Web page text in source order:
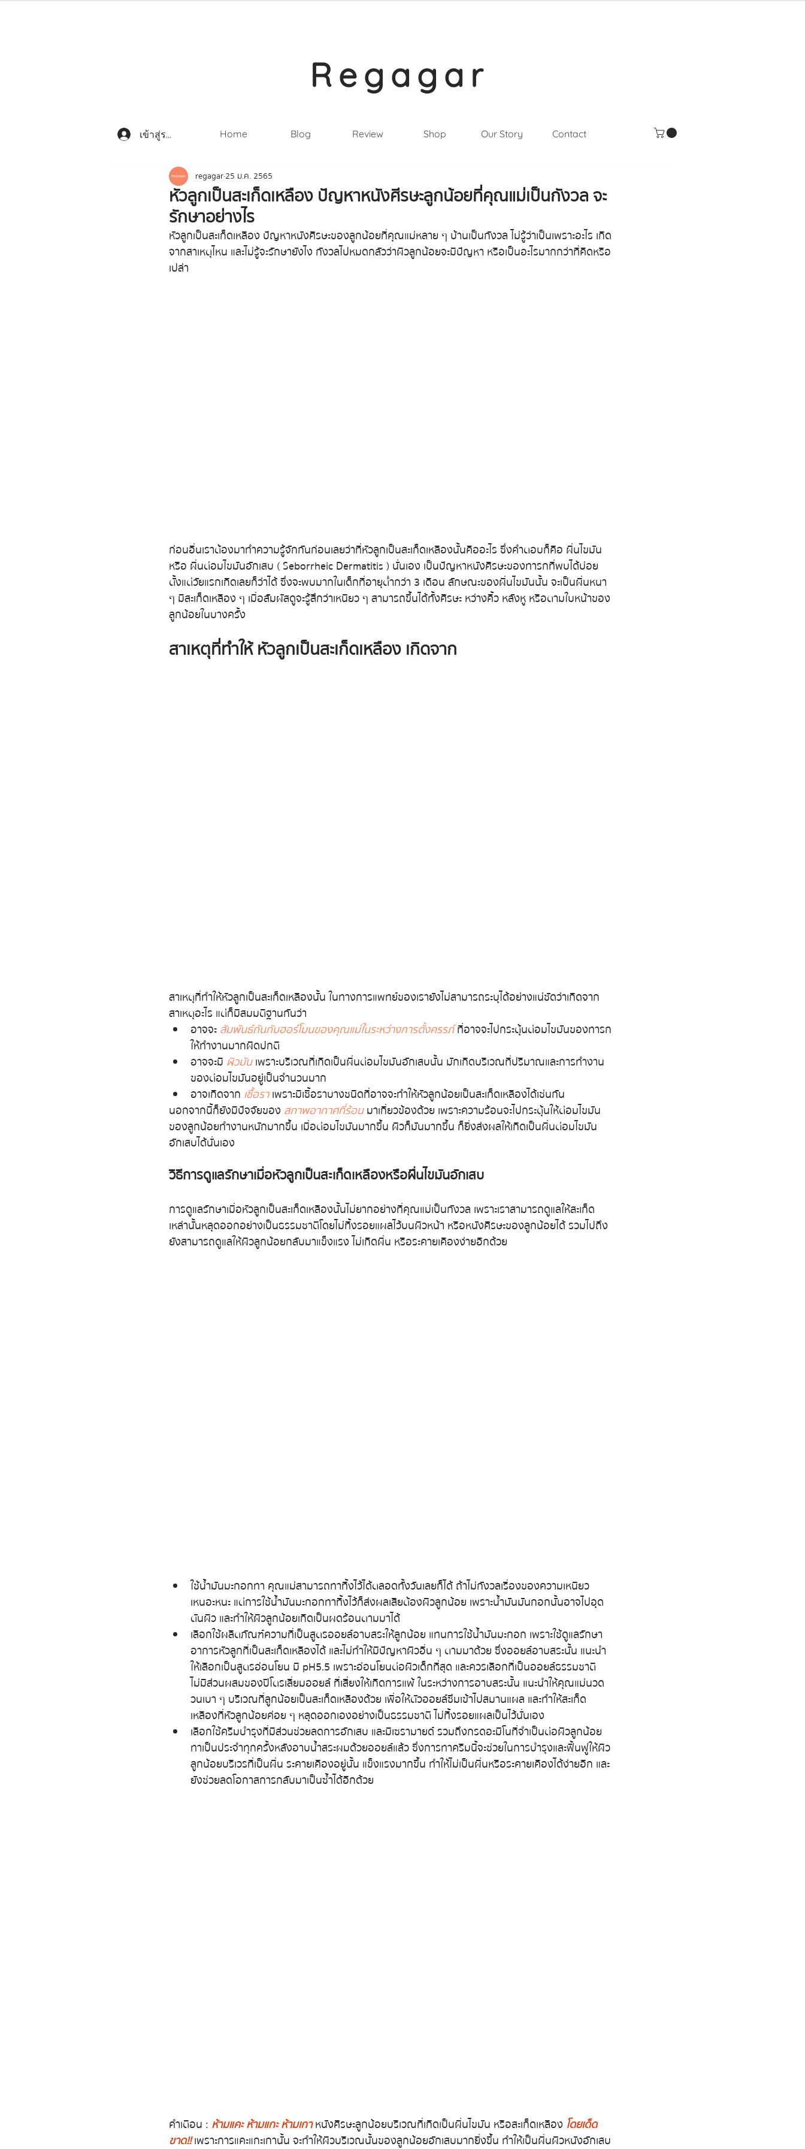
Regagar
เข้าสู่ระบบ Home Blog Review Shop Our Story Contact
หัวลูกเป็นสะเก็ดเหลือง ปัญหาหนังศีรษะลูกน้อยที่คุณแม่เป็นกังวล จะ
รักษาอย่างไร
regagar25 ม.ค. 2565
หัวลูกเป็นสะเก็ดเหลือง ปัญหาหนังศีรษะของลูกน้อยที่คุณแม่หลาย ๆ บ้านเป็นกังวล ไม่รู้ว่าเป็นเพราะอะไร เกิด
จากสาเหตุไหน และไม่รู้จะรักษายังไง กังวลไปหมดกลัวว่าผิวลูกน้อยจะมีปัญหา หรือเป็นอะไรมากกว่าที่คิดหรือ
เปล่า
ก่อนอื่นเราต้องมาทำความรู้จักกันก่อนเลยว่าที่หัวลูกเป็นสะเก็ดเหลืองนั้นคืออะไร ซึ่งคำตอบก็คือ ผื่นไขมัน
หรือ ผื่นต่อมไขมันอักเสบ ( Seborrheic Dermatitis ) นั่นเอง เป็นปัญหาหนังศีรษะของทารกที่พบได้บ่อย
ตั้งแต่วัยแรกเกิดเลยก็ว่าได้ ซึ่งจะพบมากในเด็กที่อายุต่ำกว่า 3 เดือน ลักษณะของผื่นไขมันนั้น จะเป็นผื่นหนา
ๆ มีสะเก็ดเหลือง ๆ เมื่อสัมผัสดูจะรู้สึกว่าเหนียว ๆ สามารถขึ้นได้ทั้งศีรษะ หว่างคิ้ว หลังหู หรือตามใบหน้าของ
ลูกน้อยในบางครั้ง
สาเหตุที่ทำให้ หัวลูกเป็นสะเก็ดเหลือง เกิดจาก
สาเหตุที่ทำให้หัวลูกเป็นสะเก็ดเหลืองนั้น ในทางการแพทย์ของเรายังไม่สามารถระบุได้อย่างแน่ชัดว่าเกิดจาก
สาเหตุอะไร แต่ก็มีสมมติฐานกันว่า
อาจจะ สัมพันธ์กันกับฮอร์โมนของคุณแม่ในระหว่างการตั้งครรภ์ ที่อาจจะไปกระตุ้นต่อมไขมันของทารก
ให้ทำงานมากผิดปกติ
อาจจะมี ผิวมัน เพราะบริเวณที่เกิดเป็นผื่นต่อมไขมันอักเสบนั้น มักเกิดบริเวณที่ปริมาณและการทำงาน
ของต่อมไขมันอยู่เป็นจำนวนมาก
อาจเกิดจาก เชื้อรา เพราะมีเชื้อราบางชนิดที่อาจจะทำให้หัวลูกน้อยเป็นสะเก็ดเหลืองได้เช่นกัน
นอกจากนี้ก็ยังมีปัจจัยของ สภาพอากาศที่ร้อน มาเกี่ยวข้องด้วย เพราะความร้อนจะไปกระตุ้นให้ต่อมไขมัน
ของลูกน้อยทำงานหนักมากขึ้น เมื่อต่อมไขมันมากขึ้น ผิวก็มันมากขึ้น ก็ยิ่งส่งผลให้เกิดเป็นผื่นต่อมไขมัน
อักเสบได้นั่นเอง
วิธีการดูแลรักษาเมื่อหัวลูกเป็นสะเก็ดเหลืองหรือผื่นไขมันอักเสบ
การดูแลรักษาเมื่อหัวลูกเป็นสะเก็ดเหลืองนั้นไม่ยากอย่างที่คุณแม่เป็นกังวล เพราะเราสามารถดูแลให้สะเก็ด
เหล่านั้นหลุดออกอย่างเป็นธรรมชาติโดยไม่ทิ้งรอยแผลไว้บนผิวหน้า หรือหนังศีรษะของลูกน้อยได้ รวมไปถึง
ยังสามารถดูแลให้ผิวลูกน้อยกลับมาแข็งแรง ไม่เกิดผื่น หรือระคายเคืองง่ายอีกด้วย
ใช้น้ำมันมะกอกทา คุณแม่สามารถทาทิ้งไว้ได้ตลอดทั้งวันเลยก็ได้ ถ้าไม่กังวลเรื่องของความเหนียว
เหนอะหนะ แต่การใช้น้ำมันมะกอกทาทิ้งไว้ก็ส่งผลเสียต้องผิวลูกน้อย เพราะน้ำมันมันกอกนั้นอาจไปอุด
ตันผิว และทำให้ผิวลูกน้อยเกิดเป็นผดร้อนตามมาได้
เลือกใช้ผลิตภัณฑ์ความที่เป็นสูตรออยล์อาบสระให้ลูกน้อย แทนการใช้น้ำมันมะกอก เพราะใช้ดูแลรักษา
อาการหัวลูกที่เป็นสะเก็ดเหลืองได้ และไม่ทำให้มีปัญหาผิวอื่น ๆ ตามมาด้วย ซึ่งออยล์อาบสระนั้น แนะนำ
ให้เลือกเป็นสูตรอ่อนโยน มี pH5.5 เพราะอ่อนโยนต่อผิวเด็กที่สุด และควรเลือกที่เป็นออยล์ธรรมชาติ
ไม่มีส่วนผสมของปิโตรเลี่ยมออยล์ ที่เสี่ยงให้เกิดการแพ้ ในระหว่างการอาบสระนั้น แนะนำให้คุณแม่นวด
วนเบา ๆ บริเวณที่ลูกน้อยเป็นสะเก็ดเหลืองด้วย เพื่อให้ตัวออยล์ซึมเข้าไปสมานแผล และทำให้สะเก็ด
เหลืองที่หัวลูกน้อยค่อย ๆ หลุดออกเองอย่างเป็นธรรมชาติ ไม่ทิ้งรอยแผลเป็นไว้นั่นเอง
เลือกใช้ครีมบำรุงที่มีส่วนช่วยลดการอักเสบ และมีเซรามายด์ รวมถึงกรดอะมิโนที่จำเป็นต่อผิวลูกน้อย
ทาเป็นประจำทุกครั้งหลังอาบน้ำสระผมด้วยออยล์แล้ว ซึ่งการทาครีมนี้จะช่วยในการบำรุงและฟื้นฟูให้ผิว
ลูกน้อยบริเวรที่เป็นผื่น ระคายเคืองอยู่นั้น แข็งแรงมากขึ้น ทำให้ไม่เป็นผื่นหรือระคายเคืองได้ง่ายอีก และ
ยังช่วยลดโอกาสการกลับมาเป็นซ้ำได้อีกด้วย
คำเตือน : ห้ามแคะ ห้ามแกะ ห้ามเกา หนังศีรษะลูกน้อยบริเวณที่เกิดเป็นผื่นไขมัน หรือสะเก็ดเหลือง โดยเด็ด
ขาด!! เพราะการแคะแกะเกานั้น จะทำให้ผิวบริเวณนั้นของลูกน้อยอักเสบมากยิ่งขึ้น ทำให้เป็นผื่นผิวหนังอักเสบ